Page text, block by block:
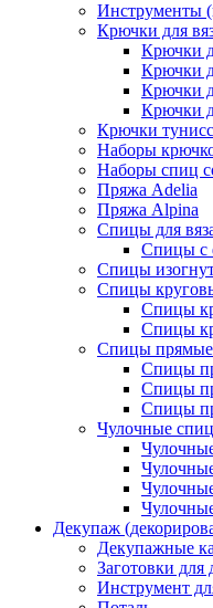
Инструменты
Крючки для
Крючки
Крючки
Крючки
Крючки
Крючки
Наборы
Наборы спиц
Пряжа Adelia
Пряжа Alpina
Спицы для
Спицы с
Спицы
Спицы
Спицы
Спицы
Спицы прямые
Спицы
Спицы
Спицы
Чулочные
Декупаж
Декупажные
Заготовки для
Инструмент